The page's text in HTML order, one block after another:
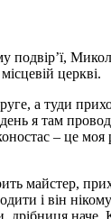
подвір’ї,
церкві.
а туди
я там
– це
майстер,
і він
дрібниця